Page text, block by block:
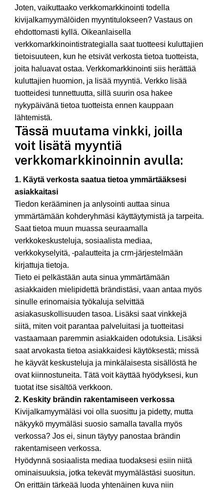
Joten, vaikuttaako verkkomarkkinointi todella
kivijalkamyymälöiden myyntitulokseen? Vastaus on
ehdottomasti kyllä. Oikeanlaisella
verkkomarkkinointistrategialla saat tuotteesi kuluttajien
tietoisuuteen, kun he etsivät verkosta tietoa tuotteista,
joita haluavat ostaa. Verkkomarkkinointi siis herättää
kuluttajien huomion, ja lisää myyntiä. Verkko lisää
tuotteidesi tunnettuutta, sillä suurin osa hakee
nykypäivänä tietoa tuotteista ennen kauppaan
lähtemistä.
Tässä muutama vinkki, joilla
voit lisätä myyntiä
verkkomarkkinoinnin avulla:
1. Käytä verkosta saatua tietoa ymmärtääksesi
asiakkaitasi
Tiedon kerääminen ja anlysointi auttaa sinua
ymmärtämään kohderyhmäsi käyttäytymistä ja tarpeita.
Saat tietoa muun muassa seuraamalla
verkkokeskusteluja, sosiaalista mediaa,
verkkokyselyitä, -palautteita ja crm-järjestelmään
kirjattuja tietoja.
Tieto ei pelkästään auta sinua ymmärtämään
asiakkaiden mielipidettä brändistäsi, vaan antaa myös
sinulle erinomaisia työkaluja selvittää
asiakasuskollisuuden tasoa. Lisäksi saat vinkkejä
siitä, miten voit parantaa palveluitasi ja tuotteitasi
vastaamaan paremmin asiakkaiden odotuksia. Lisäksi
saat arvokasta tietoa asiakkaidesi käytöksestä; missä
he käyvät keskusteluja ja minkälaisesta sisällöstä he
ovat kiinnostuneita. Tätä voit käyttää hyödyksesi, kun
tuotat itse sisältöä verkkoon.
2. Keskity brändin rakentamiseen verkossa
Kivijalkamyymäläsi voi olla suosittu ja pidetty, mutta
näkyykö myymäläsi suosio samalla tavalla myös
verkossa? Jos ei, sinun täytyy panostaa brändin
rakentamiseen verkossa.
Hyödynnä sosiaalista mediaa tuodaksesi esiin niitä
ominaisuuksia, jotka tekevät myymälästäsi suositun.
On erittäin tärkeää luoda yhtenäinen kuva niin